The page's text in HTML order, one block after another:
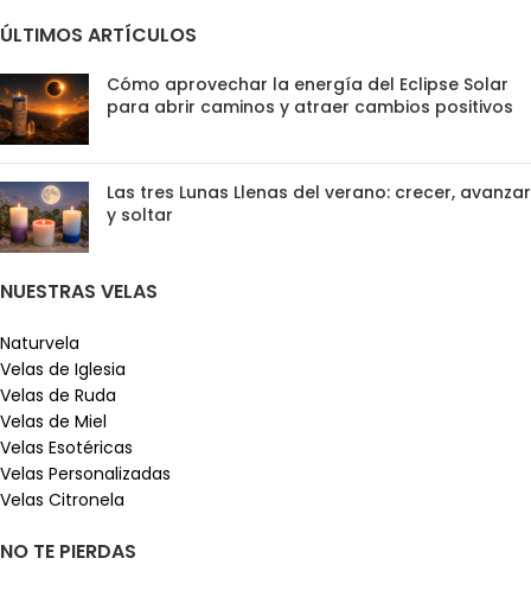
ÚLTIMOS ARTÍCULOS
Cómo aprovechar la energía del Eclipse Solar
para abrir caminos y atraer cambios positivos
Las tres Lunas Llenas del verano: crecer, avanzar
y soltar
NUESTRAS VELAS
Naturvela
Velas de Iglesia
Velas de Ruda
Velas de Miel
Velas Esotéricas
Velas Personalizadas
Velas Citronela
NO TE PIERDAS